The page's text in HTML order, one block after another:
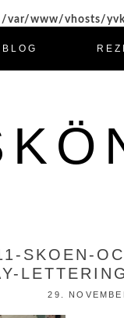
/var/www/vhosts/
BLOG
SKOEN-
29.